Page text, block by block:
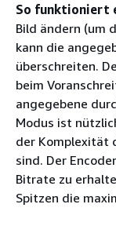
So funktioniert
Bild ändern (um
kann die
überschreiten.
beim
angegebene
Modus ist
der Komplexität
sind. Der
Bitrate zu
Spitzen die